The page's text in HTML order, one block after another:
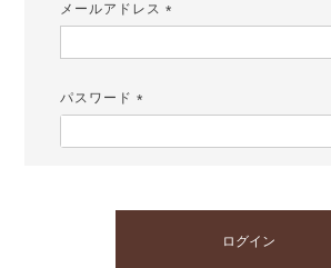
メールアドレス
パスワード
ログイン